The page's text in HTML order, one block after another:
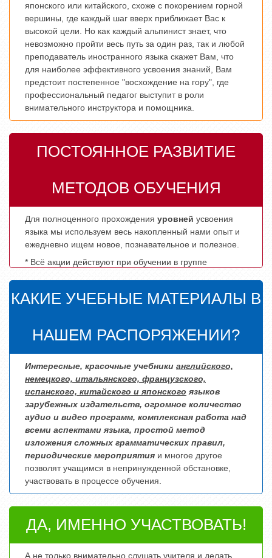
японского или китайского, схоже с покорением горной
вершины, где каждый шаг вверх приближает Вас к
высокой цели. Но как каждый альпинист знает, что
невозможно пройти весь путь за один раз, так и любой
преподаватель иностранного языка скажет Вам, что
для наиболее эффективного усвоения знаний, Вам
предстоит постепенное "восхождение на гору", где
профессиональный педагог выступит в роли
внимательного инструктора и помощника.
ПОСТОЯННОЕ РАЗВИТИЕ
МЕТОДОВ ОБУЧЕНИЯ
Для полноценного прохождения уровней усвоения
языка мы используем весь накопленный нами опыт и
ежедневно ищем новое, познавательное и полезное.
КАКИЕ УЧЕБНЫЕ МАТЕРИАЛЫ В
НАШЕМ РАСПОРЯЖЕНИИ?
Интересные, красочные учебники английского,
немецкого, итальянского, французского,
испанского, китайского и японского языков
зарубежных издательств, огромное количество
аудио и видео программ, комплексная работа над
всеми аспектами языка, простой метод
изложения сложных грамматических правил,
периодические мероприятия и многое другое
позволят учащимся в непринужденной обстановке,
участвовать в процессе обучения.
ДА, ИМЕННО УЧАСТВОВАТЬ!
А не только внимательно слушать учителя и делать